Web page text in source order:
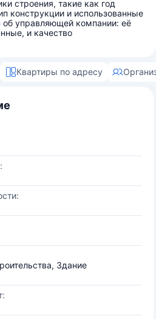
строения, такие как год
конструкции и использованные
управляющей компании: её
и качество
Квартиры по адресу
Здание